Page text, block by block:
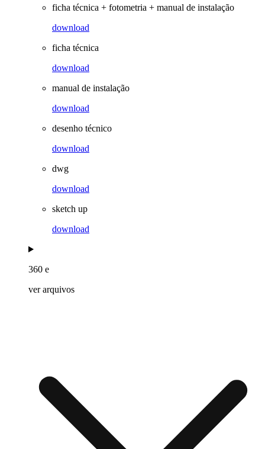
ficha técnica + fotometria + manual de instalação
download
ficha técnica
download
manual de instalação
download
desenho técnico
download
dwg
download
sketch up
download
360 e
ver arquivos